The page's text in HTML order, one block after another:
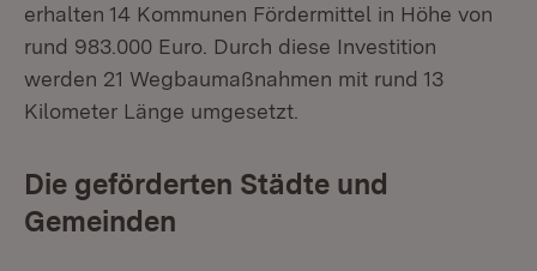
erhalten 14 Kommunen Fördermittel in Höhe von
rund 983.000 Euro. Durch diese Investition
werden 21 Wegbaumaßnahmen mit rund 13
Kilometer Länge umgesetzt.
Die geförderten Städte und
Gemeinden